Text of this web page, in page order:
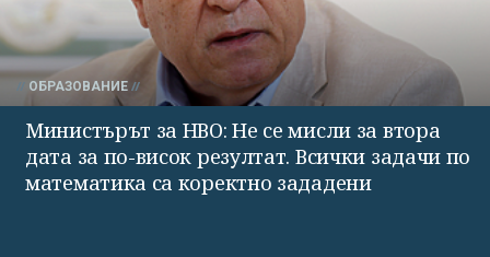
ОБРАЗОВАНИЕ
Министърът за НВО: Не се мисли за втора
дата за по-висок резултат. Всички задачи по
математика са коректно зададени